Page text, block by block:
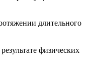
длительного
физических